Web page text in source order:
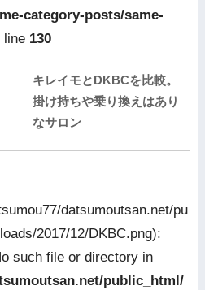
category-posts/same-
130
キレイモとDKBCを比較。
掛け持ちや乗り換えはあり
なサロン
datsumoutsan.net/pu
2017/12/DKBC.png):
such file or directory in
public_html/